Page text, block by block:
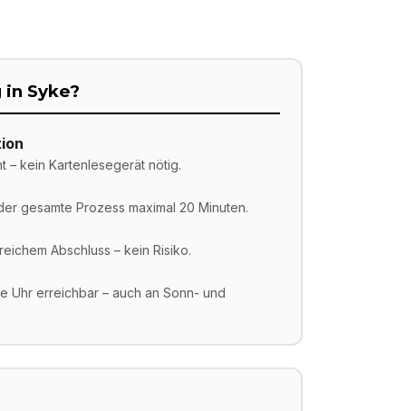
in Syke?
– kein Kartenlesegerät nötig.
gesamte Prozess maximal 20 Minuten.
Abschluss – kein Risiko.
Uhr erreichbar – auch an Sonn- und